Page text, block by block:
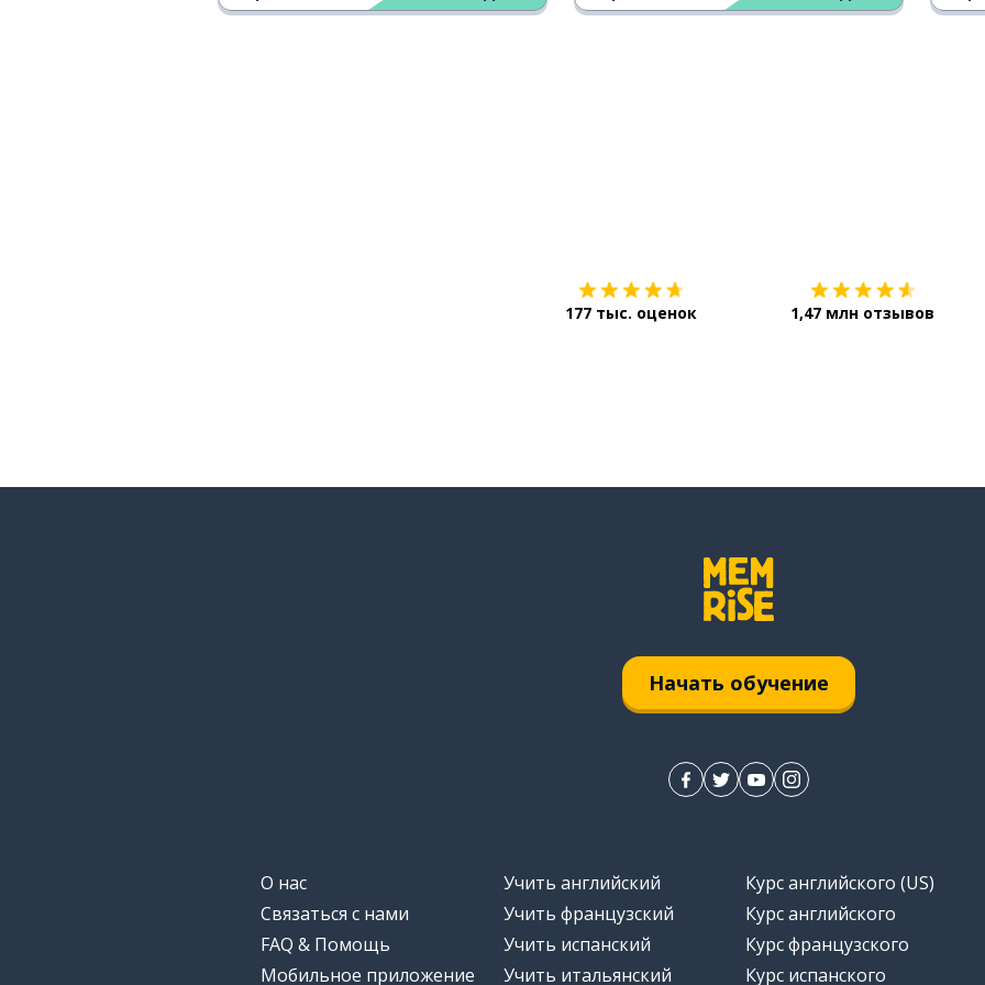
177 тыс. оценок 1,47 млн отзывов
Начать обучение
О нас
Связаться с нами
FAQ & Помощь
Мобильное приложение
Учить английский
Учить французский
Учить испанский
Учить итальянский
Курс английского (US)
Курс английского
Курс французского
Курс испанского